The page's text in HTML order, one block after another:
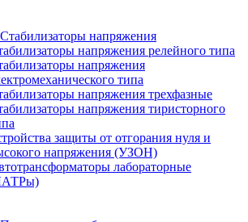
Стабилизаторы напряжения
напряжения релейного типа
напряжения
типа
напряжения трехфазные
напряжения тиристорного
защиты от отгорания нуля и
напряжения (УЗОН)
лабораторные